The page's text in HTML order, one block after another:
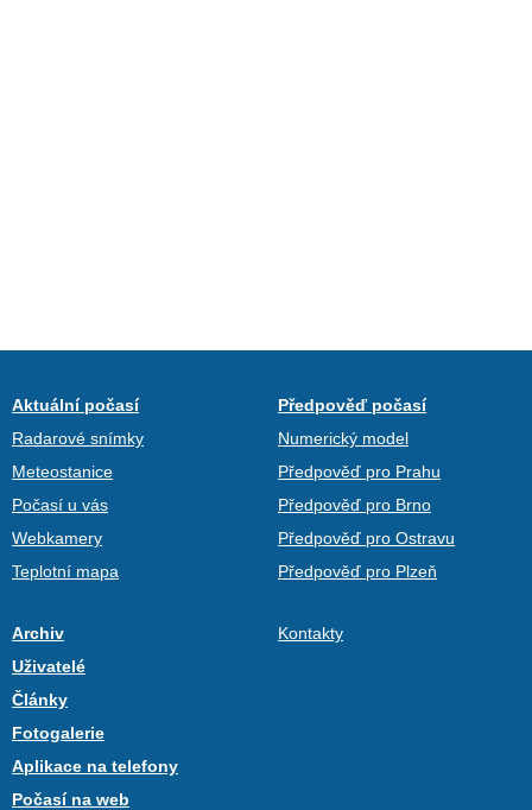
Aktuální počasí
Radarové snímky
Meteostanice
Počasí u vás
Webkamery
Teplotní mapa
Předpověď počasí
Numerický model
Předpověď pro Prahu
Předpověď pro Brno
Předpověď pro Ostravu
Předpověď pro Plzeň
Archiv
Uživatelé
Články
Fotogalerie
Aplikace na telefony
Počasí na web
Kontakty